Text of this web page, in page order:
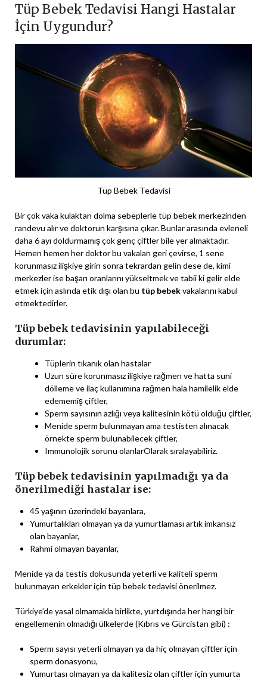
Tüp Bebek Tedavisi Hangi Hastalar
İçin Uygundur?
Tüp Bebek Tedavisi
Bir çok vaka kulaktan dolma sebeplerle tüp bebek merkezinden
randevu alır ve doktorun karşısına çıkar. Bunlar arasında evleneli
daha 6 ayı doldurmamış çok genç çiftler bile yer almaktadır.
Hemen hemen her doktor bu vakaları geri çevirse, 1 sene
korunmasız ilişkiye girin sonra tekrardan gelin dese de, kimi
merkezler ise başarı oranlarını yükseltmek ve tabii ki gelir elde
etmek için aslında etik dışı olan bu tüp bebekvakalarını kabul
etmektedirler.
Tüp bebek tedavisinin yapılabileceği
durumlar:
Tüplerin tıkanık olan hastalar
Uzun süre korunmasız ilişkiye rağmen ve hatta suni
dölleme ve ilaç kullanımına rağmen hala hamilelik elde
edememiş çiftler,
Sperm sayısının azlığı veya kalitesinin kötü olduğu çiftler,
Menide sperm bulunmayan ama testisten alınacak
örnekte sperm bulunabilecek çiftler,
Immunolojik sorunu olanlarOlarak sıralayabiliriz.
Tüp bebek tedavisinin yapılmadığı ya da
önerilmediği hastalar ise:
45 yaşının üzerindeki bayanlara,
Yumurtalıkları olmayan ya da yumurtlaması artık imkansız
olan bayanlar,
Rahmi olmayan bayanlar,
Menide ya da testis dokusunda yeterli ve kaliteli sperm
bulunmayan erkekler için tüp bebek tedavisi önerilmez.
Türkiye’de yasal olmamakla birlikte, yurtdışında her hangi bir
engellemenin olmadığı ülkelerde (Kıbrıs ve Gürcistan gibi) :
Sperm sayısı yeterli olmayan ya da hiç olmayan çiftler için
sperm donasyonu,
Yumurtası olmayan ya da kalitesiz olan çiftler için yumurta